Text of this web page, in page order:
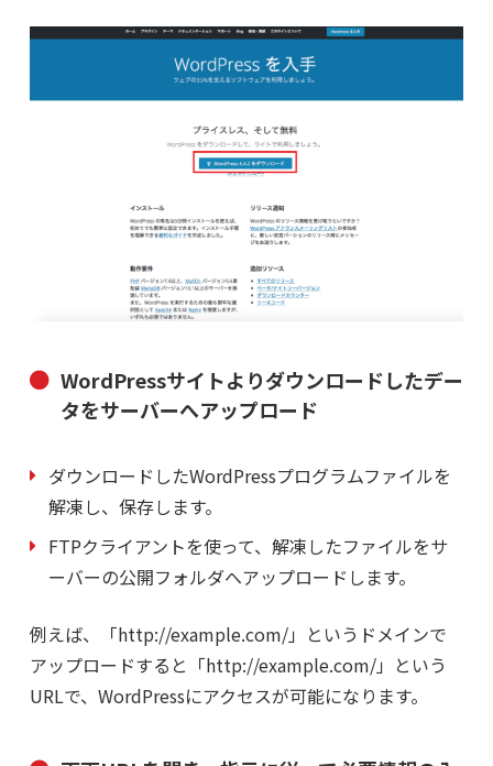
WordPressサイトよりダウンロードしたデー
タをサーバーへアップロード
ダウンロードしたWordPressプログラムファイルを
解凍し、保存します。
FTPクライアントを使って、解凍したファイルをサ
ーバーの公開フォルダへアップロードします。
例えば、「http://example.com/」というドメインで
アップロードすると「http://example.com/」という
URLで、WordPressにアクセスが可能になります。